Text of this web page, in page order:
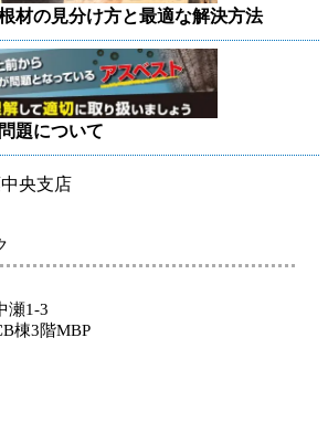
材の見分け方と最適な解決方法
題について
央支店
瀬1-3
棟3階MBP